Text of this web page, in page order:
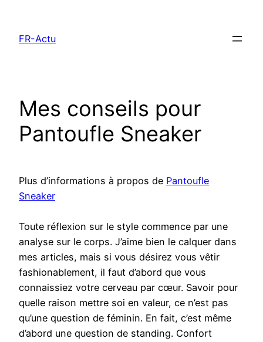
contenu
FR-Actu
Mes conseils pour
Pantoufle Sneaker
Plus d’informations à propos de Pantoufle
Sneaker
Toute réflexion sur le style commence par une
analyse sur le corps. J’aime bien le calquer dans
mes articles, mais si vous désirez vous vêtir
fashionablement, il faut d’abord que vous
connaissiez votre cerveau par cœur. Savoir pour
quelle raison mettre soi en valeur, ce n’est pas
qu’une question de féminin. En fait, c’est même
d’abord une question de standing. Confort